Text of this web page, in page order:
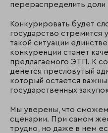
перераспределить
Конкурировать будет
государство стремится
такой ситуации
конкуренции станет
предлагаемого ЭТП. К
денется пресловутый
который остается
государственных
Мы уверены, что
сценарии. При самом
трудно, но даже в нем